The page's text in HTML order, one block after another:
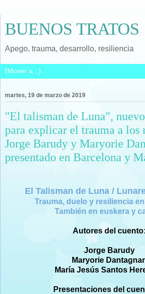
BUENOS TRATOS
Apego, trauma, desarrollo, resiliencia
martes, 19 de marzo de 2019
"El talisman de Luna",
para explicar el trauma a los
Jorge Barudy y Maryorie
presentado en Barcelona y
El Talisman de Luna /
Trauma, duelo y resiliencia
También en euskera y
Autores del cuento:
Jorge Barudy
Maryorie
María Jesús Santos
Presentaciones del